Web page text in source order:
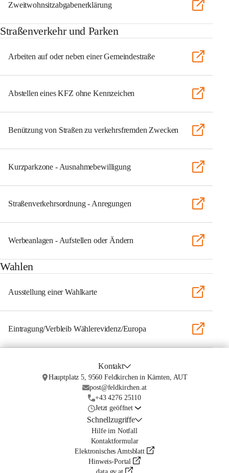
Zweitwohnsitzabgabenerklärung
Straßenverkehr und Parken
Arbeiten auf oder neben einer Gemeindestraße
Abstellen eines KFZ ohne Kennzeichen
Benützung von Straßen zu verkehrsfremden Zwecken
Kurzparkzone - Ausnahmebewilligung
Straßenverkehrsordnung - Anregungen
Werbeanlagen - Aufstellen oder Ändern
Wahlen
Ausstellung einer Wahlkarte
Eintragung/Verbleib Wählerevidenz/Europa
Kontakt
Hauptplatz 5, 9560 Feldkirchen in Kärnten, AUT
post@feldkirchen.at
+43 4276 25110
Jetzt geöffnet
Schnellzugriffe
Hilfe im Notfall
Kontaktformular
Elektronisches Amtsblatt
Hinweis-Portal